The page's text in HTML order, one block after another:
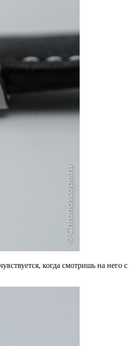
когда смотришь на него